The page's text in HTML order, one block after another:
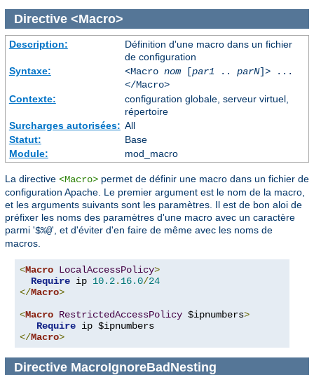
Directive <Macro>
Description:
Définition d'une macro dans un fichier
de configuration
Syntaxe:
<Macro nom[par1.. parN]> ...
</Macro>
Contexte:
configuration globale, serveur virtuel,
répertoire
Surcharges autorisées: All
Statut:
Base
Module:
mod_macro
La directive <Macro> permet de définir une macro dans un fichier de
configuration Apache. Le premier argument est le nom de la macro,
et les arguments suivants sont les paramètres. Il est de bon aloi de
préfixer les noms des paramètres d'une macro avec un caractère
parmi '$%@', et d'éviter d'en faire de même avec les noms de
macros.
<Macro LocalAccessPolicy>
Require ip 10.2. 16.0/24
</Macro>
<Macro RestrictedAccessPolicy $ipnumbers>
Require
</Macro>
Directive MacroIgnoreBadNesting